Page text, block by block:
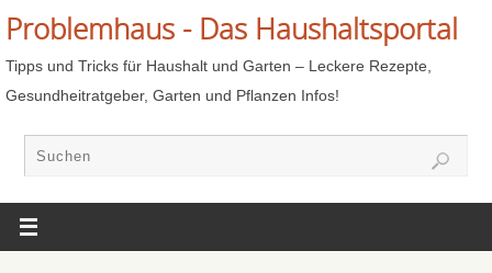
Problemhaus - Das Haushaltsportal
Tipps und Tricks für Haushalt und Garten – Leckere Rezepte,
Gesundheitratgeber, Garten und Pflanzen Infos!